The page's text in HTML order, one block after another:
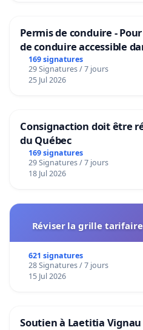
Permis de conduire -
de conduire accessible
Bruxelles
169 signatures
29 Signatures / 7 jours
25 Jul 2026
Consignaction doit être
du Québec
169 signatures
29 Signatures / 7 jours
18 Jul 2026
Réviser la grille tarifaire
621 signatures
28 Signatures / 7 jours
15 Jul 2026
Soutien à Laetitia Vignau